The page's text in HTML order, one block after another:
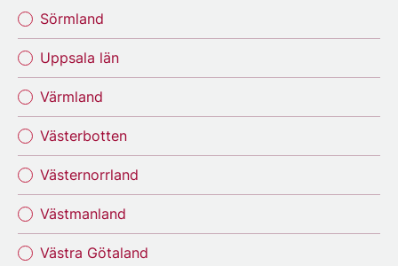
Sörmland
Uppsala län
Värmland
Västerbotten
Västernorrland
Västmanland
Västra Götaland